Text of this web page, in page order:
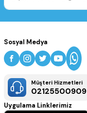
Sosyal Medya
Müşteri Hizmetleri
02125500909
Uygulama Linklerimiz